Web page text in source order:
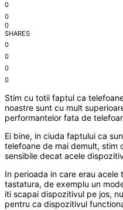
0
0
0
SHARES
0
0
0
0
Stim cu totii faptul ca
noastre sunt cu mult
performantelor fata de
Ei bine, in ciuda faptului ca
telefoane de mai demult, stim
sensibile decat acele
In perioada in care erau
tastatura, de exemplu un
iti scapai dispozitivul pe jos,
pentru ca dispozitivul